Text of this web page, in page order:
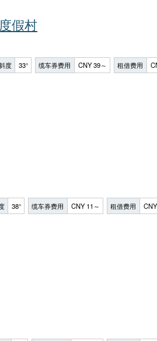
假村
度 33° 缆车券费用 CNY 39～ 租借费用
38° 缆车券费用 CNY 11～ 租借费用